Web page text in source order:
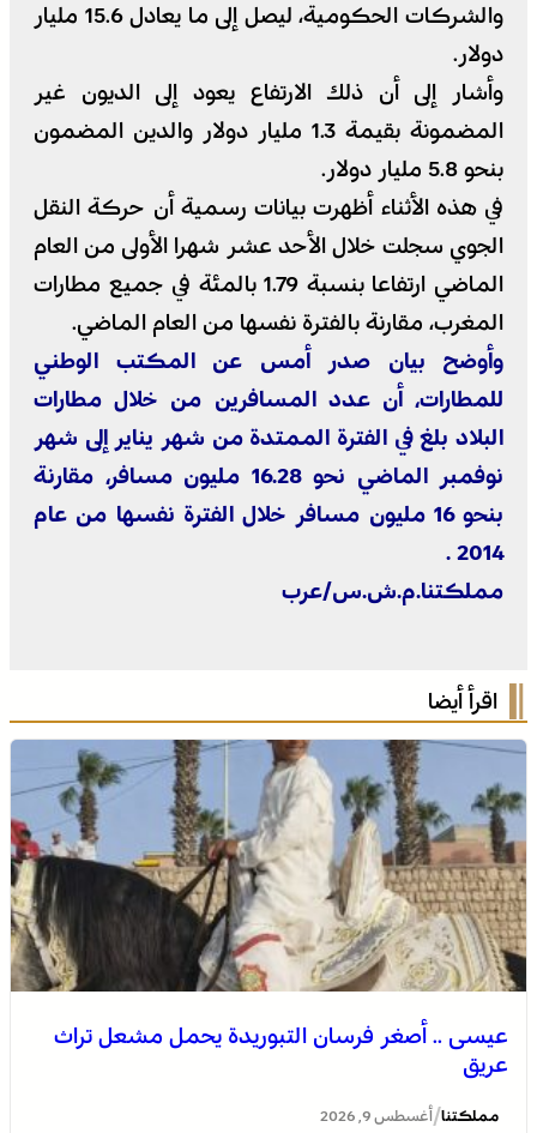
والشركات الحكومية، ليصل إلى ما يعادل 15.6 مليار
دولار.
وأشار إلى أن ذلك الارتفاع يعود إلى الديون غير
المضمونة بقيمة 1.3 مليار دولار والدين المضمون
بنحو 5.8 مليار دولار.
في هذه الأثناء أظهرت بيانات رسمية أن حركة النقل
الجوي سجلت خلال الأحد عشر شهرا الأولى من العام
الماضي ارتفاعا بنسبة 1.79 بالمئة في جميع مطارات
المغرب، مقارنة بالفترة نفسها من العام الماضي.
وأوضح بيان صدر أمس عن المكتب الوطني
للمطارات، أن عدد المسافرين من خلال مطارات
البلاد بلغ في الفترة الممتدة من شهر يناير إلى شهر
نوفمبر الماضي نحو 16.28 مليون مسافر، مقارنة
بنحو 16 مليون مسافر خلال الفترة نفسها من عام
2014 .
مملكتنا.م.ش.س/عرب
اقرأ أيضا
عيسى .. أصغر فرسان التبوريدة يحمل مشعل تراث
عريق
مملكتنا/أغسطس 9, 2026